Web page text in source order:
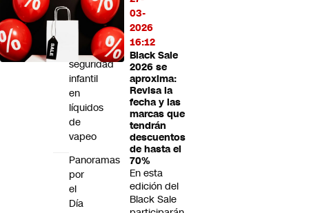
03-
2026
16:12
Black Sale
2026 se
aproxima:
Revisa la
fecha y las
marcas que
tendrán
descuentos
de hasta el
70%
En esta
edición del
Black Sale
buscan
exigir
cierres
seguridad
infantil
en
líquidos
de
vapeo
Panoramas
por
el
Día